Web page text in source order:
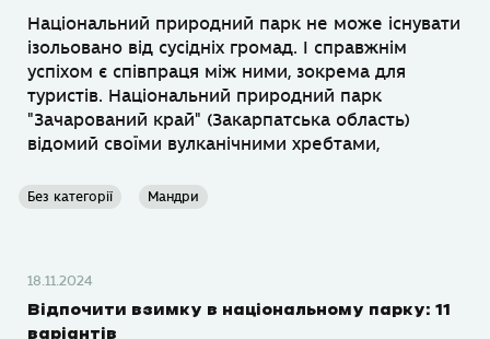
Національний природний парк не може існувати
ізольовано від сусідніх громад. І справжнім
успіхом є співпраця між ними, зокрема для
туристів. Національний природний парк
"Зачарований край" (Закарпатська область)
відомий своїми вулканічними хребтами,
Без категорії Мандри
18.11.2024
Відпочити взимку в національному парку: 11
варіантів